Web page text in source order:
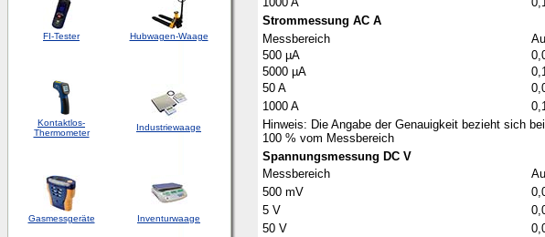
FI-Tester Hubwagen-Waage
Kontaktlos-
Thermometer
Industriewaage
Gasmessgeräte Inventurwaage
Strommessung AC A
Messbereich
500 µA
5000 µA
50 A
1000 A
Hinweis: Die Angabe der Genauigkeit bezieht sich
100 % vom Messbereich
Spannungsmessung DC V
Messbereich
500 mV
5 V
50 V